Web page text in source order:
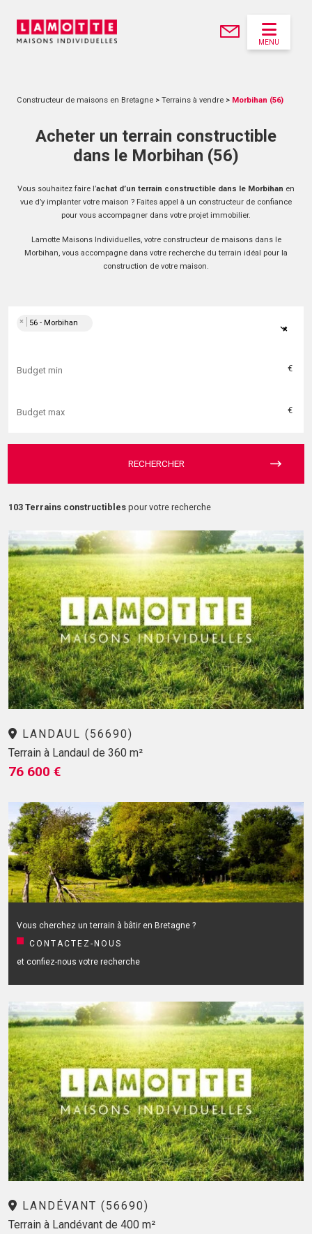
MENU
Constructeur de maisons en Bretagne > Terrains à vendre > Morbihan (56)
Acheter un terrain constructible
dans le Morbihan (56)
Vous souhaitez faire l’achat d’un terrain constructible dans le Morbihan en
vue d’y implanter votre maison ? Faites appel à un constructeur de confiance
pour vous accompagner dans votre projet immobilier.
Lamotte Maisons Individuelles, votre constructeur de maisons dans le
Morbihan, vous accompagne dans votre recherche du terrain idéal pour la
construction de votre maison.
×
× 56 - Morbihan
€
€
RECHERCHER
103 Terrains constructibles pour votre recherche
LANDAUL (56690)
Terrain à Landaul de 360 m²
76 600 €
Vous cherchez un terrain à bâtir en Bretagne ?
CONTACTEZ-NOUS
et confiez-nous votre recherche
LANDÉVANT (56690)
Terrain à Landévant de 400 m²